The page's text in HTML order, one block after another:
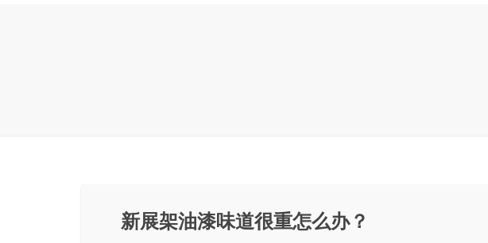
库存展架
新展架油漆味道很重怎么办？